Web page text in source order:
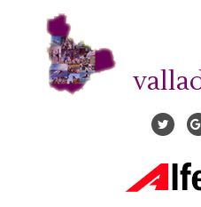
contenido